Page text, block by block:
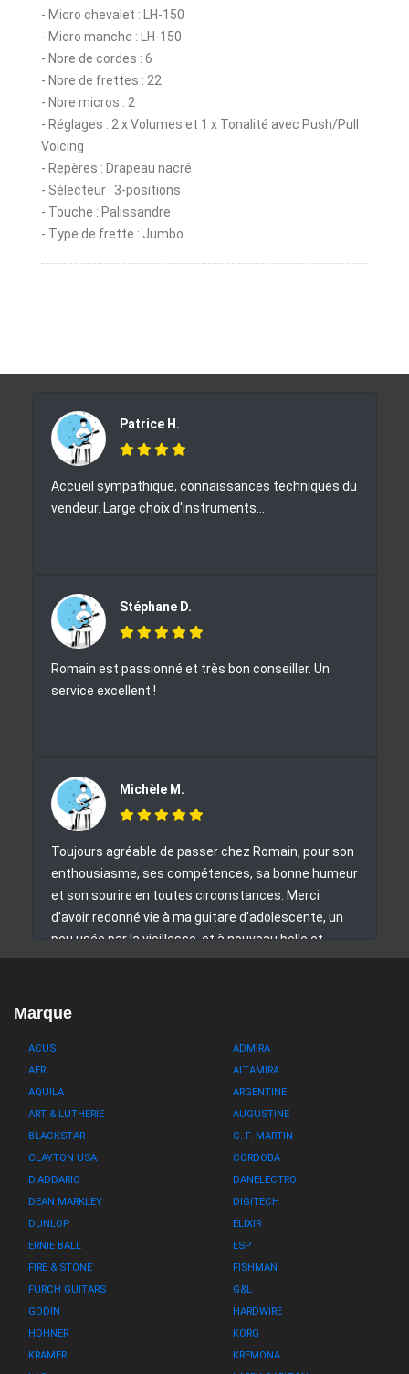
- Micro chevalet : LH-150
- Micro manche : LH-150
- Nbre de cordes : 6
- Nbre de frettes : 22
- Nbre micros : 2
- Réglages : 2 x Volumes et 1 x Tonalité avec Push/Pull
Voicing
- Repères : Drapeau nacré
- Sélecteur : 3-positions
- Touche : Palissandre
- Type de frette : Jumbo
Patrice H.
Accueil sympathique, connaissances techniques du
vendeur. Large choix d'instruments...
Stéphane D.
Romain est passionné et très bon conseiller. Un
service excellent !
Michèle M.
Toujours agréable de passer chez Romain, pour son
enthousiasme, ses compétences, sa bonne humeur
et son sourire en toutes circonstances. Merci
d'avoir redonné vie à ma guitare d'adolescente, un
peu usée par la vieillesse, et à nouveau belle et
\\"fonctionnelle\\". Et comment ne pas craquer
de plaisir ;-)
Marque
ACUS
ADMIRA
AER
ALTAMIRA
AQUILA
ARGENTINE
ART & LUTHERIE
AUGUSTINE
BLACKSTAR
C. F. MARTIN
CLAYTON USA
CORDOBA
D'ADDARIO
DANELECTRO
DEAN MARKLEY
DIGITECH
DUNLOP
ELIXIR
ERNIE BALL
ESP
FIRE & STONE
FISHMAN
FURCH GUITARS
G&L
GODIN
HARDWIRE
HOHNER
KORG
KRAMER
KREMONA